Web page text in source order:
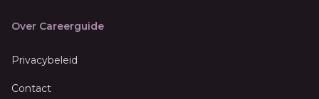
Over Careerguide
Privacybeleid
Contact